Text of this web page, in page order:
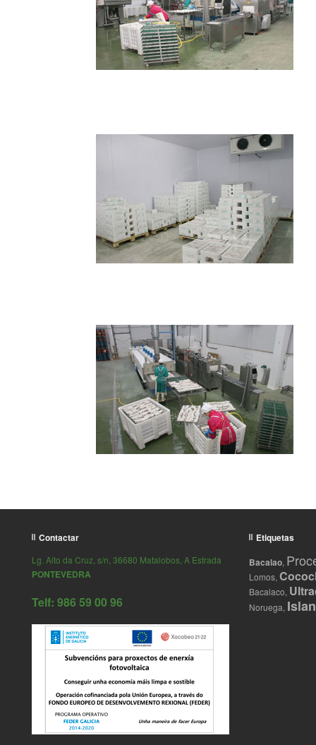
Contactar
Lg. Alto da Cruz, s/n, 36680 Matalobos, A Estrada
PONTEVEDRA
Telf: 986 59 00 96
Etiquetas
Bacalao,
Lomos,
Bacalaco,
Noruega,